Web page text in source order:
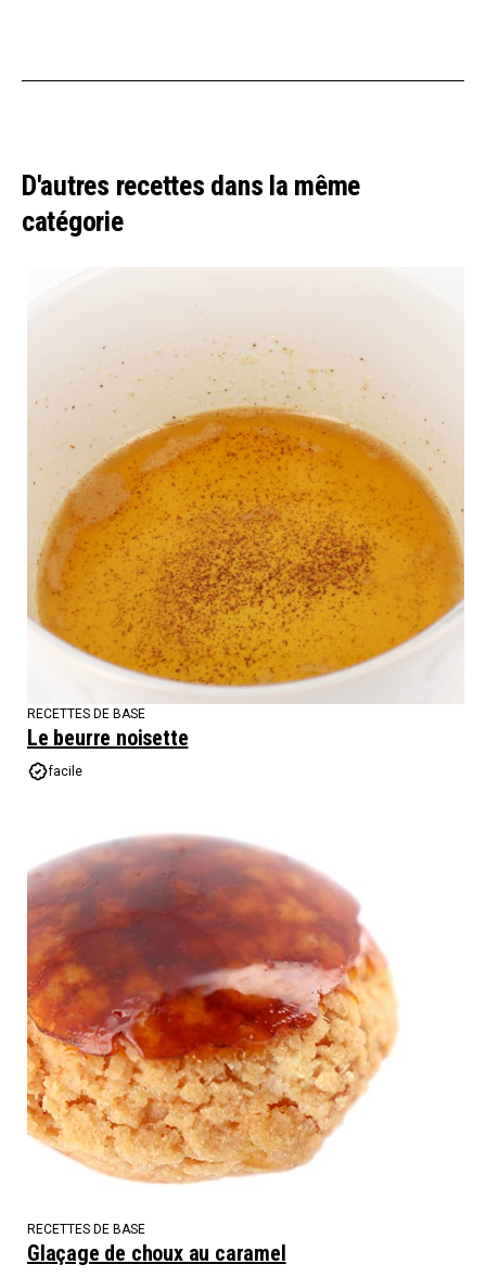
D'autres recettes dans la même
catégorie
RECETTES DE BASE
Le beurre noisette
facile
RECETTES DE BASE
Glaçage de choux au caramel